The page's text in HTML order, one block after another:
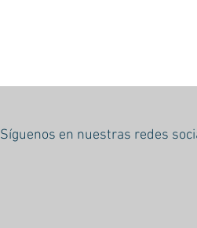
Síguenos en nuestras redes